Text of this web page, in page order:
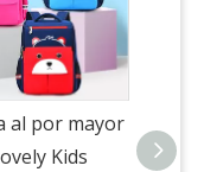
al por mayor
Kids